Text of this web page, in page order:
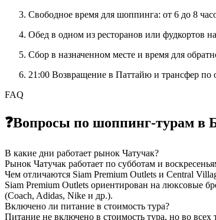
Свободное время для шоппинга: от 6 до 8
Обед в одном из ресторанов или фудкортов
Сбор в назначенном месте и время для
21:00 Возвращение в Паттайю и трансфер по
FAQ
❓Вопросы по шоппинг-турам в
В какие дни работает рынок Чатучак?
Рынок Чатучак работает по субботам и
Чем отличаются Siam Premium Outlets и Central
Siam Premium Outlets ориентирован на люксовые
(Coach, Adidas, Nike и др.).
Включено ли питание в стоимость тура?
Питание не включено в стоимость тура, но во всех